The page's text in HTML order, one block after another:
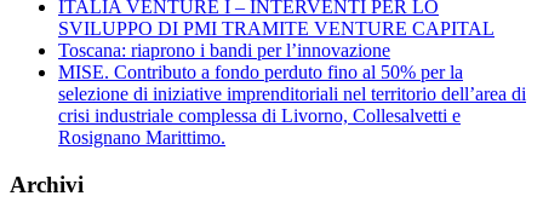
ITALIA VENTURE I – INTERVENTI PER LO
SVILUPPO DI PMI TRAMITE VENTURE CAPITAL
Toscana: riaprono i bandi per l’innovazione
MISE. Contributo a fondo perduto fino al 50% per la
selezione di iniziative imprenditoriali nel territorio dell’area di
crisi industriale complessa di Livorno, Collesalvetti e
Rosignano Marittimo.
Archivi